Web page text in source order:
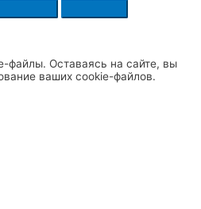
файлы. Оставаясь на сайте, вы
ваших cookie-файлов.